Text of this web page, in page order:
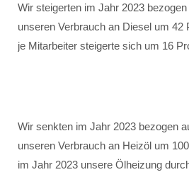
Wir steigerten im Jahr 2023
unseren Verbrauch an Diesel um 42
je Mitarbeiter steigerte sich um 16
Wir senkten im Jahr 2023 bezogen
unseren Verbrauch an Heizöl um
im Jahr 2023 unsere Ölheizung